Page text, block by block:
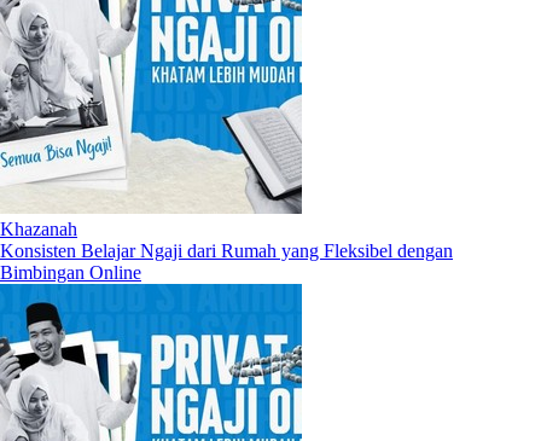
Khazanah
Konsisten Belajar Ngaji dari Rumah yang Fleksibel dengan
Bimbingan Online